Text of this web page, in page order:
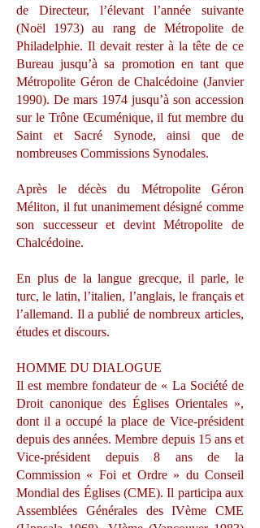
de Directeur, l’élevant l’année suivante
(Noël 1973) au rang de Métropolite de
Philadelphie. Il devait rester à la tête de ce
Bureau jusqu’à sa promotion en tant que
Métropolite Géron de Chalcédoine (Janvier
1990). De mars 1974 jusqu’à son accession
sur le Trône Œcuménique, il fut membre du
Saint et Sacré Synode, ainsi que de
nombreuses Commissions Synodales.
Après le décès du Métropolite Géron
Méliton, il fut unanimement désigné comme
son successeur et devint Métropolite de
Chalcédoine.
En plus de la langue grecque, il parle, le
turc, le latin, l’italien, l’anglais, le français et
l’allemand. Il a publié de nombreux articles,
études et discours.
HOMME DU DIALOGUE
Il est membre fondateur de « La Société de
Droit canonique des Églises Orientales »,
dont il a occupé la place de Vice-président
depuis des années. Membre depuis 15 ans et
Vice-président depuis 8 ans de la
Commission « Foi et Ordre » du Conseil
Mondial des Églises (CME). Il participa aux
Assemblées Générales des IVème CME